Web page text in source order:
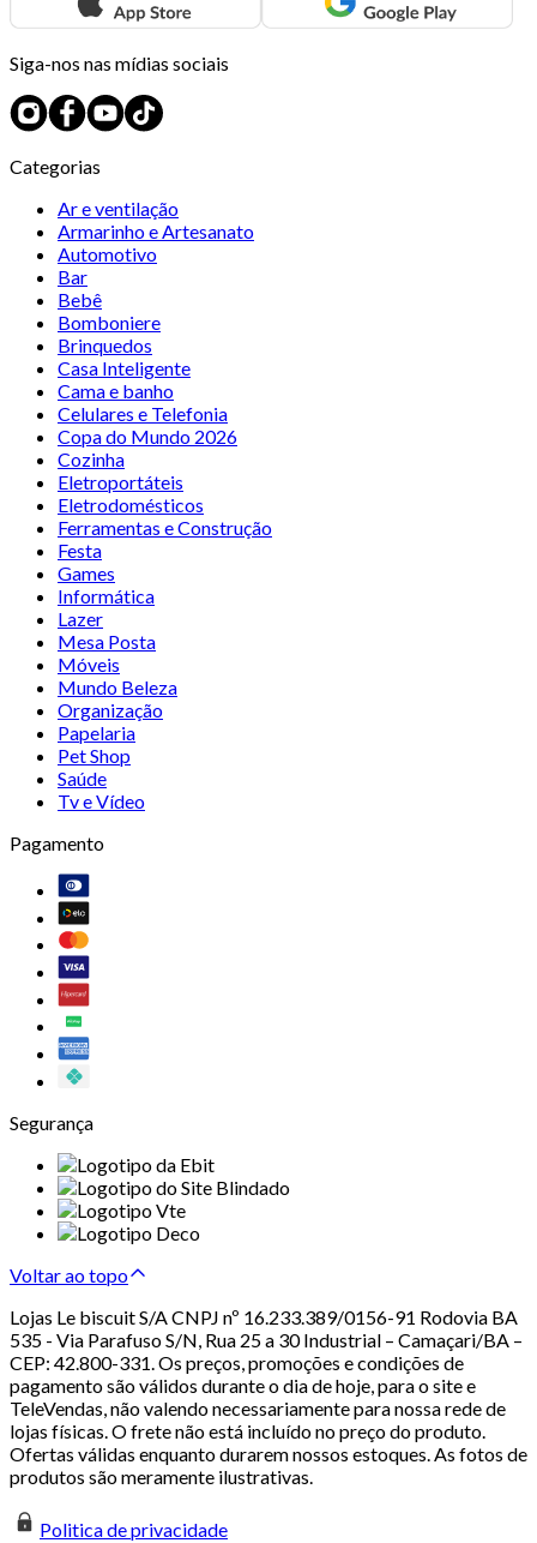
Siga-nos nas mídias sociais
Categorias
Ar e ventilação
Armarinho e Artesanato
Automotivo
Bar
Bebê
Bomboniere
Brinquedos
Casa Inteligente
Cama e banho
Celulares e Telefonia
Copa do Mundo 2026
Cozinha
Eletroportáteis
Eletrodomésticos
Ferramentas e Construção
Festa
Games
Informática
Lazer
Mesa Posta
Móveis
Mundo Beleza
Organização
Papelaria
Pet Shop
Saúde
Tv e Vídeo
Pagamento
Segurança
Voltar ao topo
Lojas Le biscuit S/A CNPJ nº 16.233.389/0156-91 Rodovia BA
535 - Via Parafuso S/N, Rua 25 a 30 Industrial – Camaçari/BA –
CEP: 42.800-331. Os preços, promoções e condições de
pagamento são válidos durante o dia de hoje, para o site e
TeleVendas, não valendo necessariamente para nossa rede de
lojas físicas. O frete não está incluído no preço do produto.
Ofertas válidas enquanto durarem nossos estoques. As fotos de
produtos são meramente ilustrativas.
Politica de privacidade